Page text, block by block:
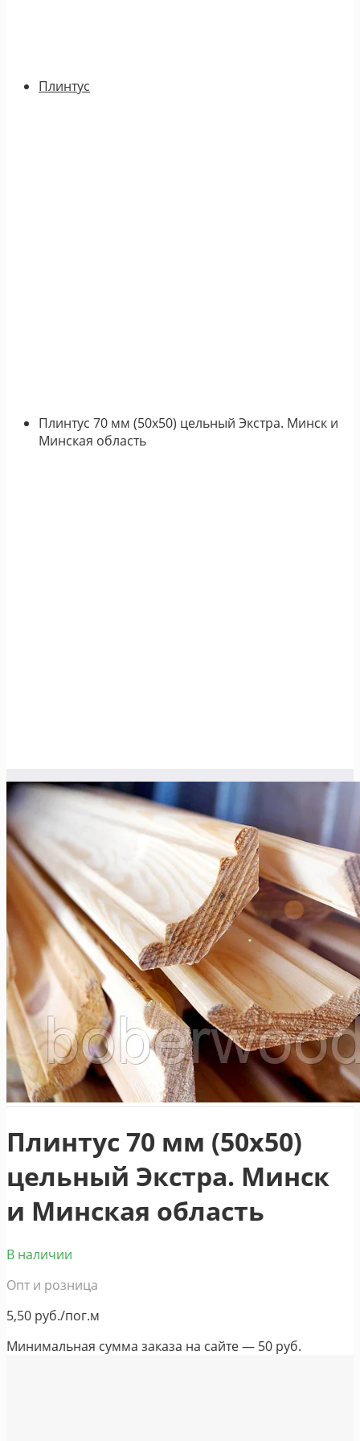
Плинтус
Плинтус 70 мм (50х50) цельный Экстра. Минск и
Минская область
Плинтус 70 мм (50х50)
цельный Экстра. Минск
и Минская область
В наличии
Опт и розница
5,50 руб./пог.м
Минимальная сумма заказа на сайте — 50 руб.